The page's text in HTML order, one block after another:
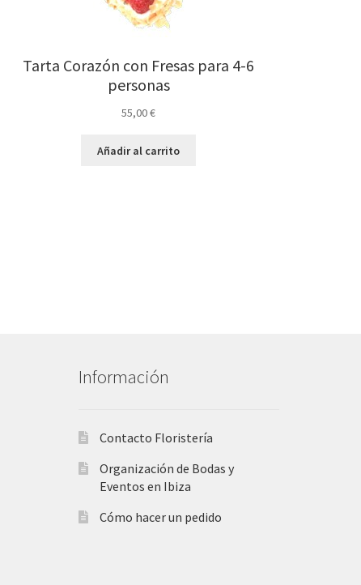
Tarta Corazón con Fresas para 4-6
personas
55,00€
Añadir al carrito
Información
Contacto Floristería
Organización de Bodas y
Eventos en Ibiza
Cómo hacer un pedido